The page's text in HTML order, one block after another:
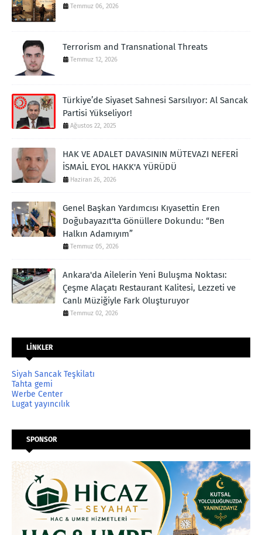
Temmuz 06, 2026
Terrorism and Transnational Threats
Temmuz 12, 2026
Türkiye’de Siyaset Sahnesi Sarsılıyor: Al Sancak
Partisi Yükseliyor!
Ağustos 22, 2025
HAK VE ADALET DAVASININ MÜTEVAZI NEFERİ
İSMAİL EYOL HAKK'A YÜRÜDÜ
Haziran 26, 2026
Genel Başkan Yardımcısı Kıyasettin Eren
Doğubayazıt'ta Gönüllere Dokundu: “Ben
Halkın Adamıyım”
Temmuz 05, 2026
Ankara'da Ailelerin Yeni Buluşma Noktası:
Çeşme Alaçatı Restaurant Kalitesi, Lezzeti ve
Canlı Müziğiyle Fark Oluşturuyor
Temmuz 02, 2026
LİNKLER
Siyah Sancak Teşkilatı
Tahta gemi
Werbe Center
Lugat yayıncılık
SPONSOR